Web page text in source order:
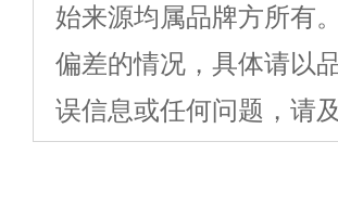
始来源均属品牌方所有
偏差的情况，具体请以
误信息或任何问题，请